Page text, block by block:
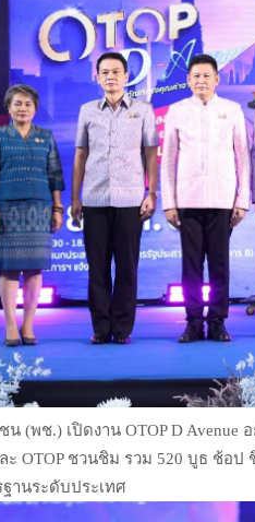
(พช.) เปิดงาน OTOP D
OTOP ชวนชิม รวม 520 บูธ ช้อ
ฐานระดับประเทศ